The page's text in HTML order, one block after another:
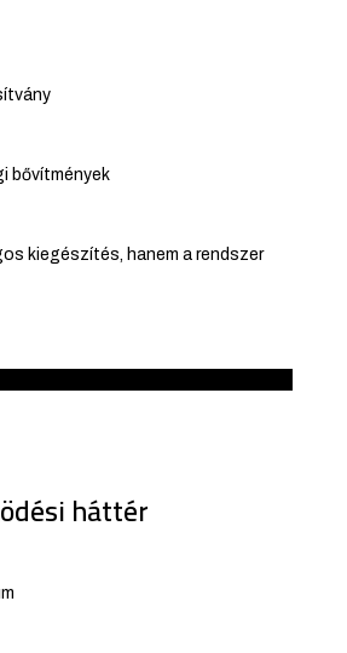
bővítmények
kiegészítés, hanem a rendszer
háttér